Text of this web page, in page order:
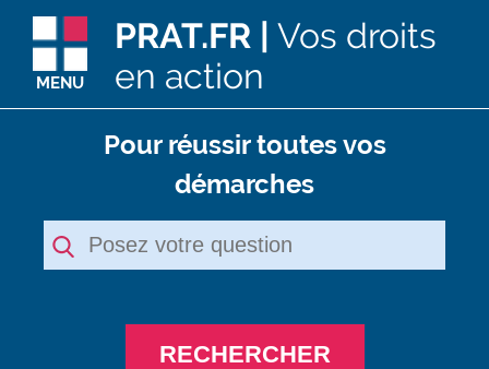
MENU
PRAT.FR | Vos droits
en action
Pour réussir toutes vos
démarches
RECHERCHER